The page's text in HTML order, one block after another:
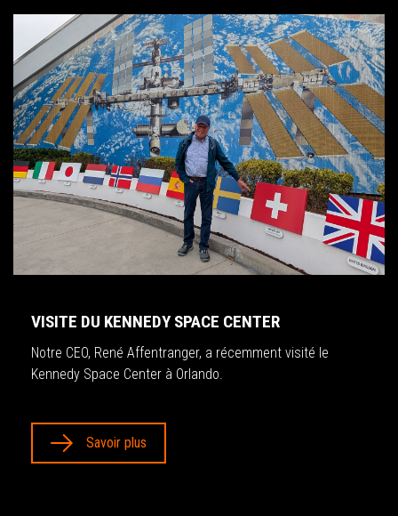
VISITE DU KENNEDY SPACE CENTER
Notre CEO, René Affentranger, a récemment visité le
Kennedy Space Center à Orlando.
Savoir plus